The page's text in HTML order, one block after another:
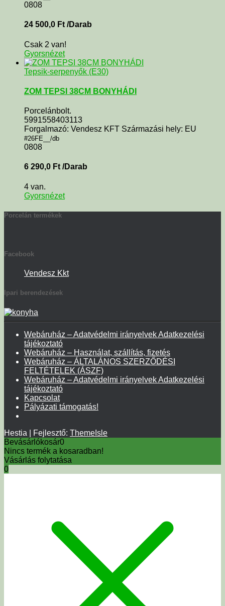
0808
24 500,0 Ft /Darab
Csak 2 van!
Gyorsnézet
Tepsik-serpenyők (E30)
ZOM TEPSI 38CM BONYHÁDI
Porcelánbolt.
5991558403113
Forgalmazó: Vendesz KFT Származási hely: EU
#26FE__/db
0808
6 290,0 Ft /Darab
4 van.
Gyorsnézet
Porcelán termékek
Facebook
Vendesz Kkt
Ipari berendezések
Webáruház – Adatvédelmi irányelvek Adatkezelési
tájékoztató
Webáruház – Használat, szállítás, fizetés
Webáruház – ÁLTALÁNOS SZERZŐDÉSI
FELTÉTELEK (ÁSZF)
Webáruház – Adatvédelmi irányelvek Adatkezelési
tájékoztató
Kapcsolat
Pályázati támogatás!
Hestia | Fejlesztő: ThemeIsle
Bevásárlókosár0
Nincs termék a kosaradban!
Vásárlás folytatása
0